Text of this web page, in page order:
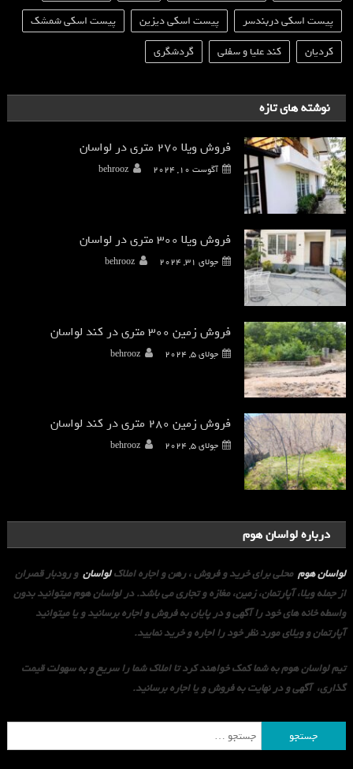
پیست اسکی دربندسر
پیست اسکی دیزین
پیست اسکی شمشک
کردیان
کند علیا و سفلی گردشگری
نوشته های تازه
فروش ویلا 270 متری در لواسان
آگوست 10, 2024 behrooz
فروش ویلا 300 متری در لواسان
جولای 31, 2024 behrooz
فروش زمین 300 متری در کند لواسان
جولای 5, 2024 behrooz
فروش زمین 280 متری در کند لواسان
جولای 5, 2024 behrooz
درباره لواسان هوم
لواسان هوممحلی برای خرید و فروش ، رهن و اجاره املاکلواسانو رودبار قصران
از جمله ویلا، آپارتمان، زمین، مغازه و تجاری می باشد. در لواسان هوم میتوانید بدون
واسطه خانه های خود را آگهی و در پایان به فروش و اجاره برسانید و یا میتوانید
آپارتمان و ویلای مورد نظر خود را اجاره و خرید نمایید.
تیم لواسان هوم به شما کمک خواهند کرد تا املاک شما را سریع و به سهولت قیمت
گذاری، آگهی و در نهایت به فروش و یا اجاره برسانید.
برای: